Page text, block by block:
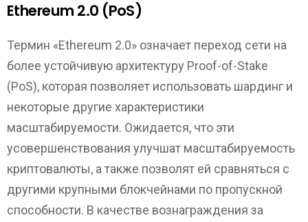
Ethereum 2.0 (PoS)
Термин «Ethereum 2.0» означает переход сети на
более устойчивую архитектуру Proof-of-Stake
(PoS), которая позволяет использовать шардинг и
некоторые другие характеристики
масштабируемости. Ожидается, что эти
усовершенствования улучшат масштабируемость
криптовалюты, а также позволят ей сравняться с
другими крупными блокчейнами по пропускной
способности. В качестве вознаграждения за